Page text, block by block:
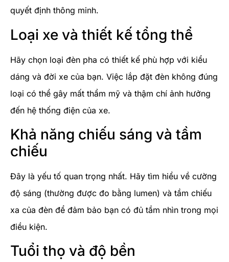
quyết định thông minh.
Loại xe và thiết kế tổng thể
Hãy chọn loại đèn pha có thiết kế phù hợp với kiểu
dáng và đời xe của bạn. Việc lắp đặt đèn không đúng
loại có thể gây mất thẩm mỹ và thậm chí ảnh hưởng
đến hệ thống điện của xe.
Khả năng chiếu sáng và tầm
chiếu
Đây là yếu tố quan trọng nhất. Hãy tìm hiểu về cường
độ sáng (thường được đo bằng lumen) và tầm chiếu
xa của đèn để đảm bảo bạn có đủ tầm nhìn trong mọi
điều kiện.
Tuổi thọ và độ bền